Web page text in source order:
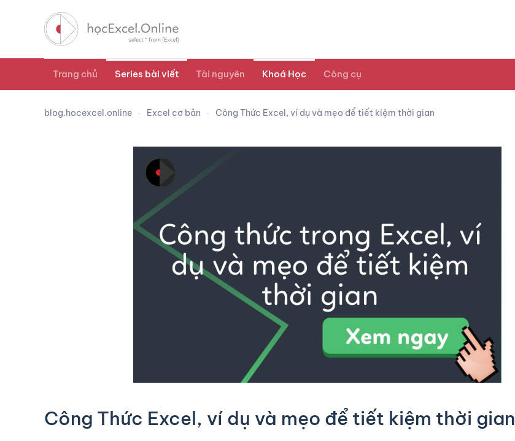
Trang chủ Series bài viết Tài nguyên Khoá Học Công cụ
blog.hocexcel.online Excel cơ bản Công Thức Excel, ví dụ và mẹo để tiết kiệm thời gian
Công Thức Excel, ví dụ và mẹo để tiết kiệm thời gian